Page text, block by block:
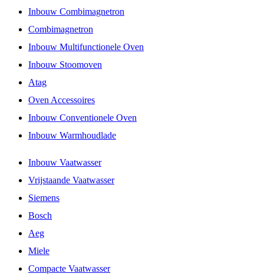
Inbouw Combimagnetron
Combimagnetron
Inbouw Multifunctionele Oven
Inbouw Stoomoven
Atag
Oven Accessoires
Inbouw Conventionele Oven
Inbouw Warmhoudlade
Inbouw Vaatwasser
Vrijstaande Vaatwasser
Siemens
Bosch
Aeg
Miele
Compacte Vaatwasser